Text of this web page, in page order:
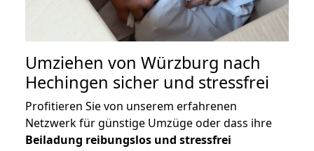
Umziehen von Würzburg nach
Hechingen sicher und stressfrei
Profitieren Sie von unserem erfahrenen
Netzwerk für günstige Umzüge oder dass ihre
Beiladung reibungslos und stressfrei